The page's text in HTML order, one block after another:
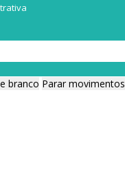
branco Parar movimentos